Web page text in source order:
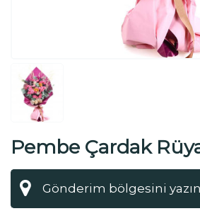
Pembe Çardak